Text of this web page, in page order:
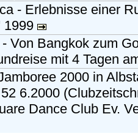
- Erlebnisse einer
1999
Von Bangkok zum
mit 4 Tagen
2000 in
6.2000
Dance Club Ev.